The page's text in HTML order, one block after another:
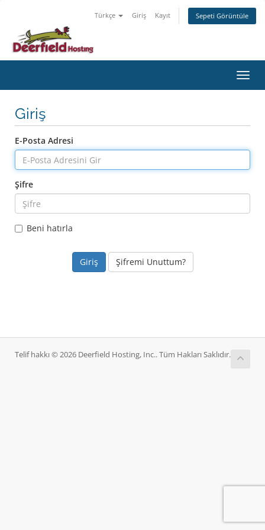
Türkçe Giriş Kayıt Sepeti Görüntüle
Giriş
E-Posta Adresi
Şifre
Beni hatırla
Şifremi Unuttum?
Telif hakkı © 2026 Deerfield Hosting, Inc.. Tüm Hakları Saklıdır.